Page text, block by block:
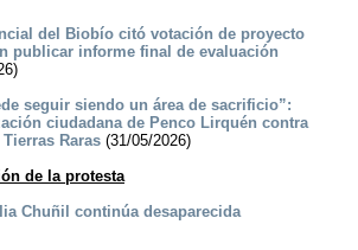
del Biobío citó votación de proyecto
publicar informe final de evaluación
seguir siendo un área de sacrificio”:
ciudadana de Penco Lirquén contra
Raras (31/05/2026)
de la protesta
Chuñil continúa desaparecida